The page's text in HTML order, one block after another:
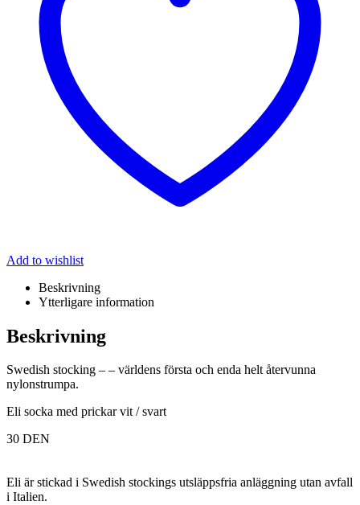
Add to wishlist
Beskrivning
Ytterligare information
Beskrivning
Swedish stocking – – världens första och enda helt återvunna
nylonstrumpa.
Eli socka med prickar vit / svart
30 DEN
Eli är stickad i Swedish stockings utsläppsfria anläggning utan avfall
i Italien.